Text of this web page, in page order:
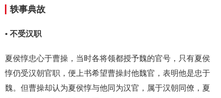
轶事典故
• 不受汉职
夏侯惇忠心于曹操，当时各将领都授予魏的官号，只有夏侯
惇仍受汉朝官职，便上书希望曹操封他魏官，表明他是忠于
魏。但曹操却认为夏侯惇与他同为汉官，属于汉朝同僚，夏